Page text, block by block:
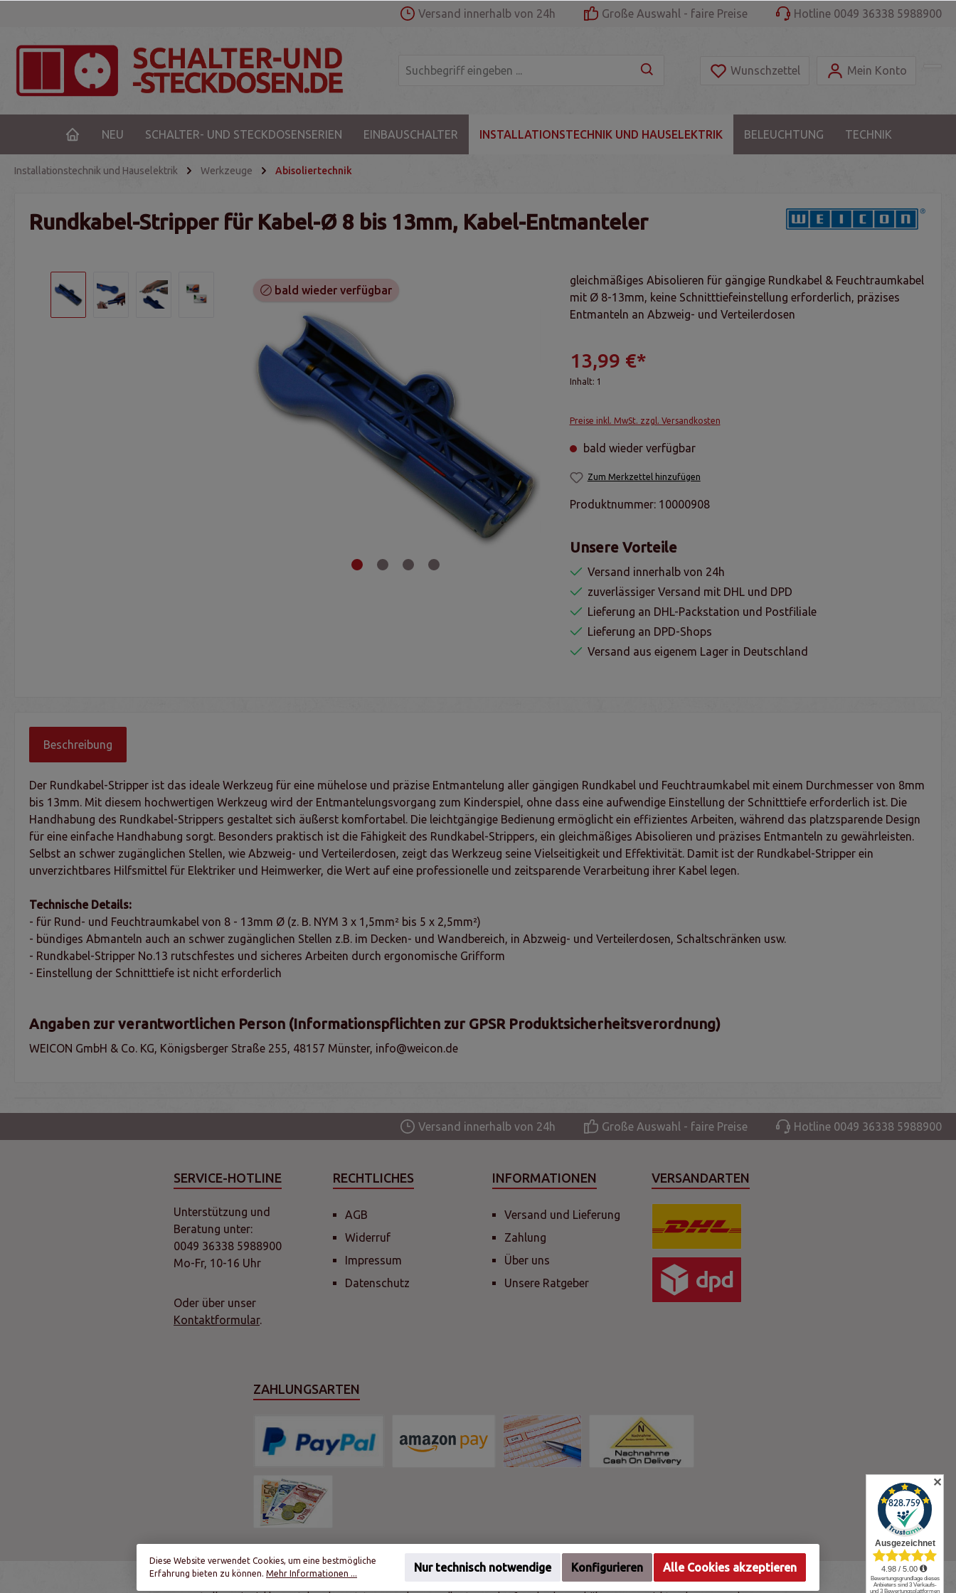
Versand innerhalb von 24h Große Auswahl - faire Preise Hotline 0049 36338 5988900
Wunschzettel Mein Konto
NEU SCHALTER- UND STECKDOSENSERIEN EINBAUSCHALTER INSTALLATIONSTECHNIK UND HAUSELEKTRIK BELEUCHTUNG TECHNIK
Installationstechnik und Hauselektrik Werkzeuge Abisoliertechnik
Rundkabel-Stripper für Kabel-Ø 8 bis 13mm, Kabel-Entmanteler
bald wieder verfügbar
gleichmäßiges Abisolieren für gängige Rundkabel & Feuchtraumkabel
mit Ø 8-13mm, keine Schnitttiefeinstellung erforderlich, präzises
Entmanteln an Abzweig- und Verteilerdosen
13,99 €*
Inhalt: 1
Preise inkl. MwSt. zzgl. Versandkosten
bald wieder verfügbar
Zum Merkzettel hinzufügen
Produktnummer: 10000908
Unsere Vorteile
Versand innerhalb von 24h
zuverlässiger Versand mit DHL und DPD
Lieferung an DHL-Packstation und Postfiliale
Lieferung an DPD-Shops
Versand aus eigenem Lager in Deutschland
Beschreibung
Der Rundkabel-Stripper ist das ideale Werkzeug für eine mühelose und präzise Entmantelung aller gängigen Rundkabel und Feuchtraumkabel mit einem Durchmesser von 8mm
bis 13mm. Mit diesem hochwertigen Werkzeug wird der Entmantelungsvorgang zum Kinderspiel, ohne dass eine aufwendige Einstellung der Schnitttiefe erforderlich ist. Die
Handhabung des Rundkabel-Strippers gestaltet sich äußerst komfortabel. Die leichtgängige Bedienung ermöglicht ein effizientes Arbeiten, während das platzsparende Design
für eine einfache Handhabung sorgt. Besonders praktisch ist die Fähigkeit des Rundkabel-Strippers, ein gleichmäßiges Abisolieren und präzises Entmanteln zu gewährleisten.
Selbst an schwer zugänglichen Stellen, wie Abzweig- und Verteilerdosen, zeigt das Werkzeug seine Vielseitigkeit und Effektivität. Damit ist der Rundkabel-Stripper ein
unverzichtbares Hilfsmittel für Elektriker und Heimwerker, die Wert auf eine professionelle und zeitsparende Verarbeitung ihrer Kabel legen.
Technische Details:
- für Rund- und Feuchtraumkabel von 8 - 13mm Ø (z. B. NYM 3 x 1,5mm² bis 5 x 2,5mm²)
- bündiges Abmanteln auch an schwer zugänglichen Stellen z.B. im Decken- und Wandbereich, in Abzweig- und Verteilerdosen, Schaltschränken usw.
- Rundkabel-Stripper No.13 rutschfestes und sicheres Arbeiten durch ergonomische Grifform
- Einstellung der Schnitttiefe ist nicht erforderlich
Angaben zur verantwortlichen Person (Informationspflichten zur GPSR Produktsicherheitsverordnung)
WEICON GmbH & Co. KG, Königsberger Straße 255, 48157 Münster, info@weicon.de
Versand innerhalb von 24h Große Auswahl - faire Preise Hotline 0049 36338 5988900
SERVICE-HOTLINE
Unterstützung und
Beratung unter:
0049 36338 5988900
Mo-Fr, 10-16 Uhr
Oder über unser
Kontaktformular.
RECHTLICHES
AGB
Widerruf
Impressum
Datenschutz
INFORMATIONEN
Versand und Lieferung
Zahlung
Über uns
Unsere Ratgeber
VERSANDARTEN
ZAHLUNGSARTEN
Diese Website verwendet Cookies, um eine bestmögliche
Erfahrung bieten zu können. Mehr Informationen ... Nur technisch notwendige Konfigurieren Alle Cookies akzeptieren
✕